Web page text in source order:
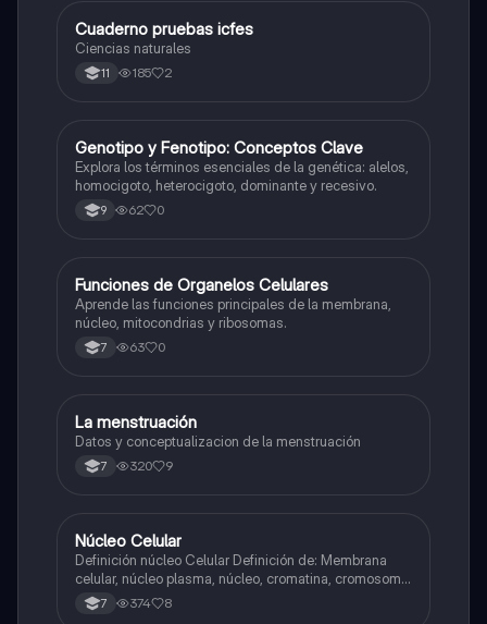
Biologia
Cuaderno pruebas icfes
Ciencias naturales
11 185 2
GBiologia
Genotipo y Fenotipo: Conceptos Clave
Explora los términos esenciales de la genética: alelos,
homocigoto, heterocigoto, dominante y recesivo.
9 62 0
FBiologia
Funciones de Organelos Celulares
Aprende las funciones principales de la membrana,
núcleo, mitocondrias y ribosomas.
7 63 0
Biologia
La menstruación
Datos y conceptualizacion de la menstruación
7 320 9
NBiologia
Núcleo Celular
Definición núcleo Celular Definición de: Membrana
celular, núcleo plasma, núcleo, cromatina, cromosoma
Interfase Fases de la interfase
7 374 8